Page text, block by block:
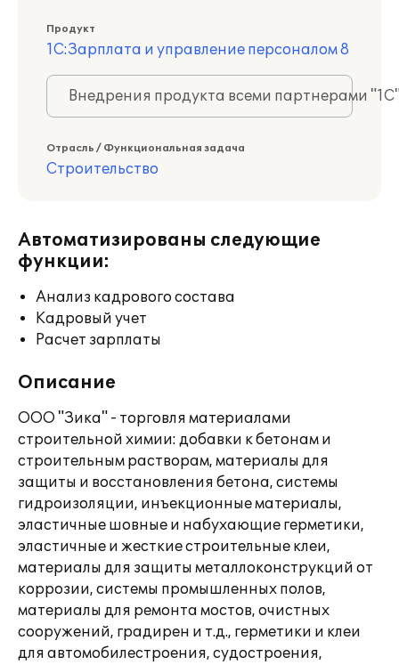
Продукт
1С:Зарплата и управление персоналом 8
Внедрения продукта всеми партнерами
Отрасль / Функциональная задача
Строительство
Автоматизированы следующие
функции:
Анализ кадрового состава
Кадровый учет
Расчет зарплаты
Описание
ООО "Зика" - торговля материалами
строительной химии: добавки к бетонам и
строительным растворам, материалы для
защиты и восстановления бетона, системы
гидроизоляции, инъекционные материалы,
эластичные шовные и набухающие герметики,
эластичные и жесткие строительные клеи,
материалы для защиты металлоконструкций от
коррозии, системы промышленных полов,
материалы для ремонта мостов, очистных
сооружений, градирен и т.д., герметики и клеи
для автомобилестроения, судостроения,